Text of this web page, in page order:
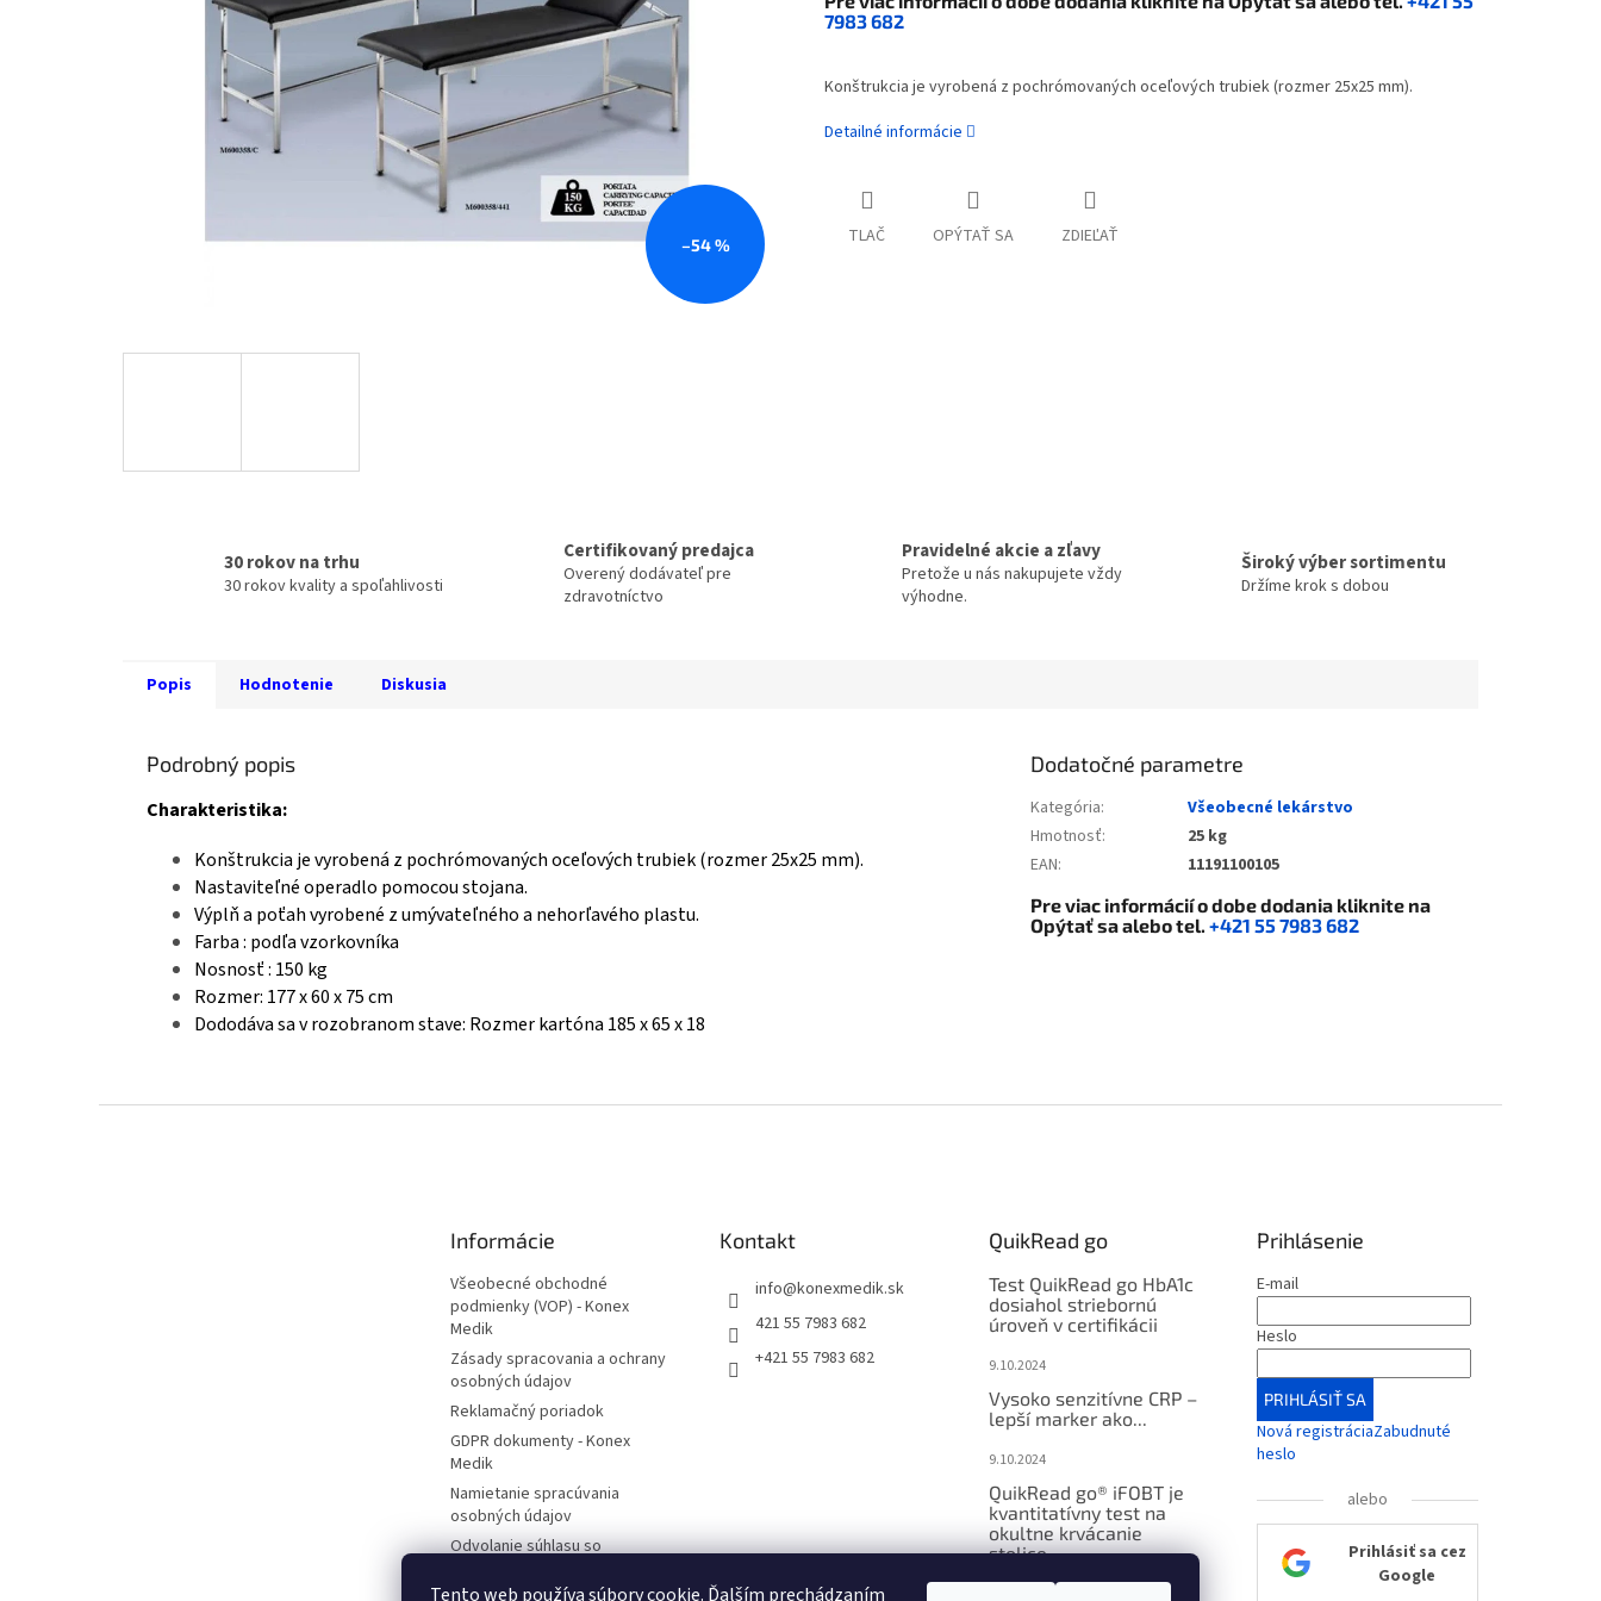
Tento web používa súbory cookie. Ďalším prechádzaním
–54 %
7983 682
Konštrukcia je vyrobená z pochrómovaných oceľových trubiek (rozmer 25x25 mm).
Detailné informácie
TLAČ OPÝTAŤ SA ZDIEĽAŤ
30 rokov na trhu
30 rokov kvality a spoľahlivosti
Certifikovaný predajca
Overený dodávateľ pre
zdravotníctvo
Pravidelné akcie a zľavy
Pretože u nás nakupujete vždy
výhodne.
Široký výber sortimentu
Držíme krok s dobou
Popis Hodnotenie Diskusia
Podrobný popis
Charakteristika:
Konštrukcia je vyrobená z pochrómovaných oceľových trubiek (rozmer 25x25 mm).
Nastaviteľné operadlo pomocou stojana.
Výplň a poťah vyrobené z umývateľného a nehorľavého plastu.
Farba : podľa vzorkovníka
Nosnosť : 150 kg
Rozmer: 177 x 60 x 75 cm
Dododáva sa v rozobranom stave: Rozmer kartóna 185 x 65 x 18
Dodatočné parametre
Kategória:
Všeobecné lekárstvo
Hmotnosť:
25 kg
EAN: 11191100105
Pre viac informácií o dobe dodania kliknite na
Opýtať saalebo tel.+421 55 7983 682
Informácie
Všeobecné obchodné
podmienky (VOP) - Konex
Medik
Zásady spracovania a ochrany
osobných údajov
Reklamačný poriadok
GDPR dokumenty - Konex
Medik
Namietanie spracúvania
osobných údajov
Odvolanie súhlasu so
Kontakt
info@konexmedik.sk
421 55 7983 682
+421 55 7983 682
QuikRead go
Test QuikRead go HbA1c
dosiahol striebornú
úroveň v certifikácii
9.10.2024
Vysoko senzitívne CRP –
lepší marker ako...
9.10.2024
QuikRead go® iFOBT je
kvantitatívny test na
okultne krvácanie
stolice..
Prihlásenie
E-mail
Heslo
PRIHLÁSIŤ SA
Nová registráciaZabudnuté
heslo
alebo
Prihlásiť sa cez
Google